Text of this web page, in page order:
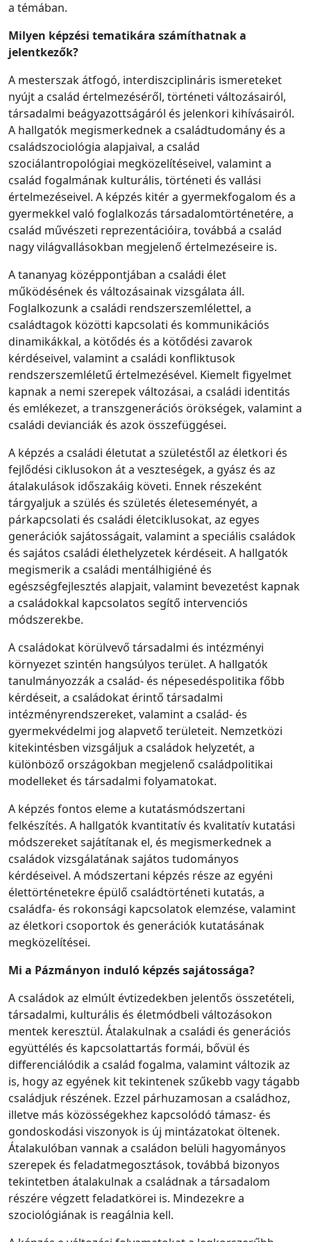
a témában.
Milyen képzési tematikára számíthatnak a
jelentkezők?
A mesterszak átfogó, interdiszciplináris ismereteket
nyújt a család értelmezéséről, történeti változásairól,
társadalmi beágyazottságáról és jelenkori kihívásairól.
A hallgatók megismerkednek a családtudomány és a
családszociológia alapjaival, a család
szociálantropológiai megközelítéseivel, valamint a
család fogalmának kulturális, történeti és vallási
értelmezéseivel. A képzés kitér a gyermekfogalom és a
gyermekkel való foglalkozás társadalomtörténetére, a
család művészeti reprezentációira, továbbá a család
nagy világvallásokban megjelenő értelmezéseire is.
A tananyag középpontjában a családi élet
működésének és változásainak vizsgálata áll.
Foglalkozunk a családi rendszerszemlélettel, a
családtagok közötti kapcsolati és kommunikációs
dinamikákkal, a kötődés és a kötődési zavarok
kérdéseivel, valamint a családi konfliktusok
rendszerszemléletű értelmezésével. Kiemelt figyelmet
kapnak a nemi szerepek változásai, a családi identitás
és emlékezet, a transzgenerációs örökségek, valamint a
családi devianciák és azok összefüggései.
A képzés a családi életutat a születéstől az életkori és
fejlődési ciklusokon át a veszteségek, a gyász és az
átalakulások időszakáig követi. Ennek részeként
tárgyaljuk a szülés és születés életeseményét, a
párkapcsolati és családi életciklusokat, az egyes
generációk sajátosságait, valamint a speciális családok
és sajátos családi élethelyzetek kérdéseit. A hallgatók
megismerik a családi mentálhigiéné és
egészségfejlesztés alapjait, valamint bevezetést kapnak
a családokkal kapcsolatos segítő intervenciós
módszerekbe.
A családokat körülvevő társadalmi és intézményi
környezet szintén hangsúlyos terület. A hallgatók
tanulmányozzák a család- és népesedéspolitika főbb
kérdéseit, a családokat érintő társadalmi
intézményrendszereket, valamint a család- és
gyermekvédelmi jog alapvető területeit. Nemzetközi
kitekintésben vizsgáljuk a családok helyzetét, a
különböző országokban megjelenő családpolitikai
modelleket és társadalmi folyamatokat.
A képzés fontos eleme a kutatásmódszertani
felkészítés. A hallgatók kvantitatív és kvalitatív kutatási
módszereket sajátítanak el, és megismerkednek a
családok vizsgálatának sajátos tudományos
kérdéseivel. A módszertani képzés része az egyéni
élettörténetekre épülő családtörténeti kutatás, a
családfa- és rokonsági kapcsolatok elemzése, valamint
az életkori csoportok és generációk kutatásának
megközelítései.
Mi a Pázmányon induló képzés sajátossága?
A családok az elmúlt évtizedekben jelentős összetételi,
társadalmi, kulturális és életmódbeli változásokon
mentek keresztül. Átalakulnak a családi és generációs
együttélés és kapcsolattartás formái, bővül és
differenciálódik a család fogalma, valamint változik az
is, hogy az egyének kit tekintenek szűkebb vagy tágabb
családjuk részének. Ezzel párhuzamosan a családhoz,
illetve más közösségekhez kapcsolódó támasz- és
gondoskodási viszonyok is új mintázatokat öltenek.
Átalakulóban vannak a családon belüli hagyományos
szerepek és feladatmegosztások, továbbá bizonyos
tekintetben átalakulnak a családnak a társadalom
részére végzett feladatkörei is. Mindezekre a
szociológiának is reagálnia kell.